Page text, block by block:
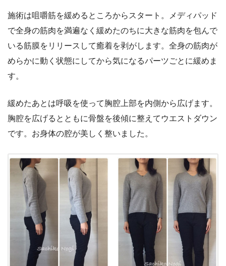
施術は咀嚼筋を緩めるところからスタート。メディパッド
で全身の筋肉を満遍なく緩めたのちに大きな筋肉を包んで
いる筋膜をリリースして癒着を剥がします。全身の筋肉が
めらかに動く状態にしてから気になるパーツごとに緩めま
す。
緩めたあとは呼吸を使って胸腔上部を内側から広げます。
胸腔を広げるとともに骨盤を後傾に整えてウエストダウン
です。お身体の腔が美しく整いました。